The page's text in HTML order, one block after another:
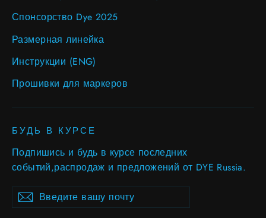
Спонсорство Dye 2025
Размерная линейка
Инструкции (ENG)
Прошивки для маркеров
БУДЬ В КУРСЕ
Подпишись и будь в курсе последних
событий,распродаж и предложений от DYE Russia.
Введите
вашу
Subscribe
Subscribe